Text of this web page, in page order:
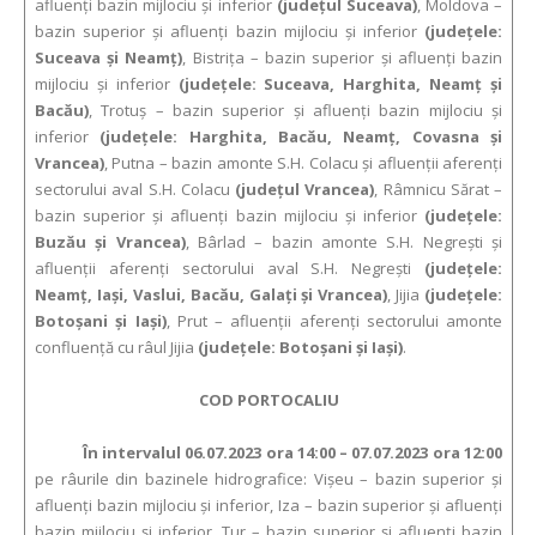
afluenţi bazin mijlociu şi inferior (judeţul Suceava), Moldova –
bazin superior şi afluenţi bazin mijlociu şi inferior (judeţele:
Suceava şi Neamţ), Bistriţa – bazin superior şi afluenţi bazin
mijlociu şi inferior (judeţele: Suceava, Harghita, Neamţ şi
Bacău), Trotuş – bazin superior şi afluenţi bazin mijlociu şi
inferior (judeţele: Harghita, Bacău, Neamţ, Covasna şi
Vrancea), Putna – bazin amonte S.H. Colacu şi afluenţii aferenţi
sectorului aval S.H. Colacu (judeţul Vrancea), Râmnicu Sărat –
bazin superior şi afluenţi bazin mijlociu şi inferior (judeţele:
Buzău şi Vrancea), Bârlad – bazin amonte S.H. Negreşti şi
afluenţii aferenţi sectorului aval S.H. Negreşti (judeţele:
Neamţ, Iaşi, Vaslui, Bacău, Galaţi şi Vrancea), Jijia (judeţele:
Botoşani şi Iaşi), Prut – afluenţii aferenţi sectorului amonte
confluenţă cu râul Jijia (judeţele: Botoşani şi Iaşi).
COD PORTOCALIU
În intervalul 06.07.2023 ora 14:00 – 07.07.2023 ora 12:00
pe râurile din bazinele hidrografice: Vişeu – bazin superior şi
afluenţi bazin mijlociu şi inferior, Iza – bazin superior şi afluenţi